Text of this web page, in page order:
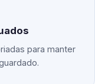
para manter